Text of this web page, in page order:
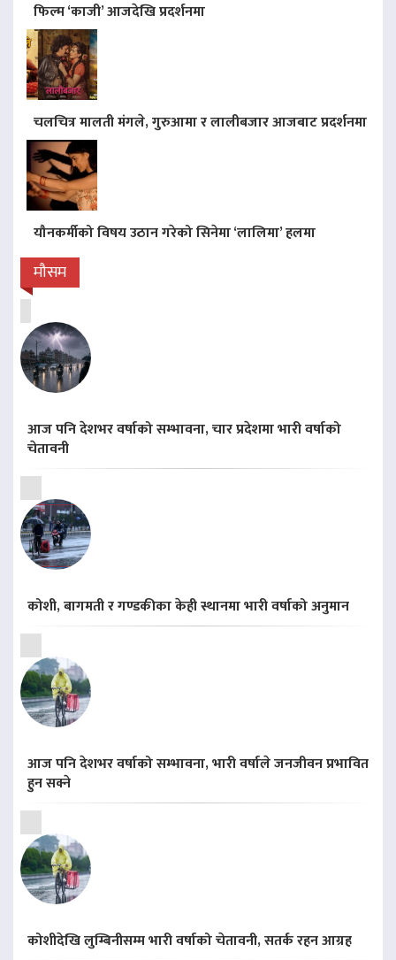
फिल्म ‘काजी’ आजदेखि प्रदर्शनमा
चलचित्र मालती मंगले, गुरुआमा र लालीबजार आजबाट प्रदर्शनमा
यौनकर्मीको विषय उठान गरेको सिनेमा ‘लालिमा’ हलमा
मौसम
आज पनि देशभर वर्षाको सम्भावना, चार प्रदेशमा भारी वर्षाको
चेतावनी
कोशी, बागमती र गण्डकीका केही स्थानमा भारी वर्षाको अनुमान
आज पनि देशभर वर्षाको सम्भावना, भारी वर्षाले जनजीवन प्रभावित
हुन सक्ने
कोशीदेखि लुम्बिनीसम्म भारी वर्षाको चेतावनी, सतर्क रहन आग्रह